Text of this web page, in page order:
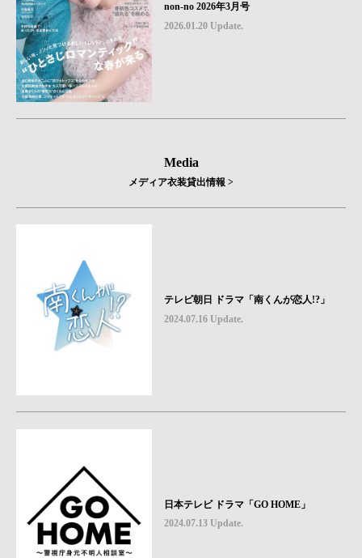
non-no 2026年3月号
2026.01.20 Update.
Media
メディア衣装貸出情報 >
テレビ朝日 ドラマ「南くんが恋人!?」
2024.07.16 Update.
日本テレビ ドラマ「GO HOME」
2024.07.13 Update.